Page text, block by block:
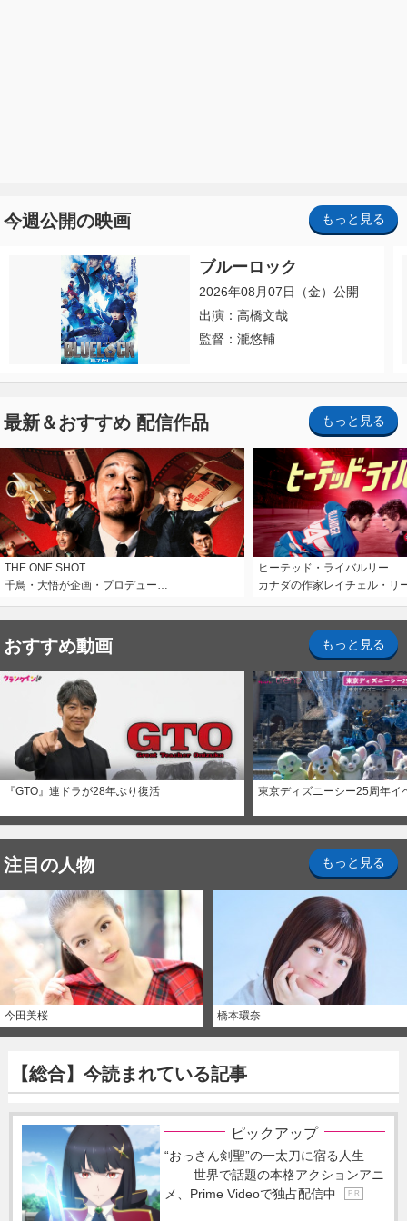
今週公開の映画 もっと見る
ブルーロック
2026年08月07日（金）公開
出演：高橋文哉
監督：瀧悠輔
最新＆おすすめ 配信作品 もっと見る
THE ONE SHOT
千鳥・大悟が企画・プロデュー…
ヒーテッド・ライバルリー
カナダの作家レイチェル・リ
おすすめ動画 もっと見る
『GTO』連ドラが28年ぶり復活 東京ディズニーシー25周年イ
注目の人物 もっと見る
今田美桜 橋本環奈
【総合】今読まれている記事
ピックアップ
“おっさん剣聖”の一太刀に宿る人生
―― 世界で話題の本格アクションアニ
メ、Prime Videoで独占配信中
P R